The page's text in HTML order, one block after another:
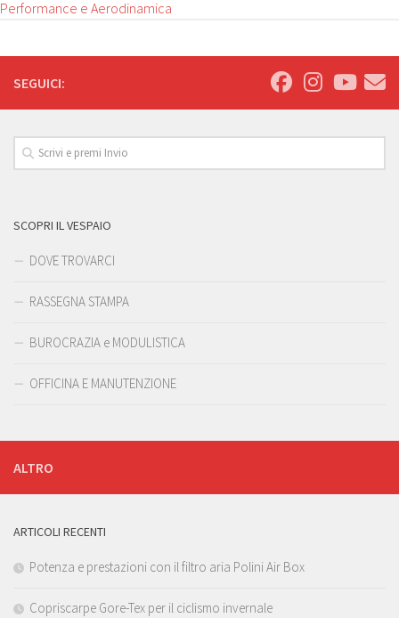
Performance e Aerodinamica
SEGUICI:
SCOPRI IL VESPAIO
DOVE TROVARCI
RASSEGNA STAMPA
BUROCRAZIA e MODULISTICA
OFFICINA E MANUTENZIONE
ALTRO
ARTICOLI RECENTI
Potenza e prestazioni con il filtro aria Polini Air Box
Copriscarpe Gore-Tex per il ciclismo invernale